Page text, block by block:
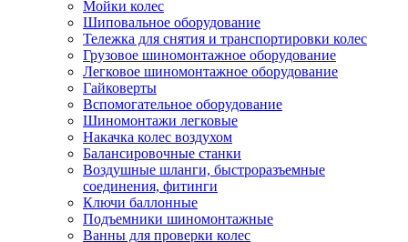
Мойки колес
Шиповальное оборудование
Тележка для снятия и транспортировки колес
Грузовое шиномонтажное оборудование
Легковое шиномонтажное оборудование
Гайковерты
Вспомогательное оборудование
Шиномонтажи легковые
Накачка колес воздухом
Балансировочные станки
Воздушные шланги, быстроразъемные
соединения, фитинги
Ключи баллонные
Подъемники шиномонтажные
Ванны для проверки колес